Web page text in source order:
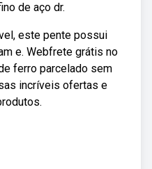
de aço dr.
este pente possui
e. Webfrete grátis no
ferro parcelado sem
incríveis ofertas e